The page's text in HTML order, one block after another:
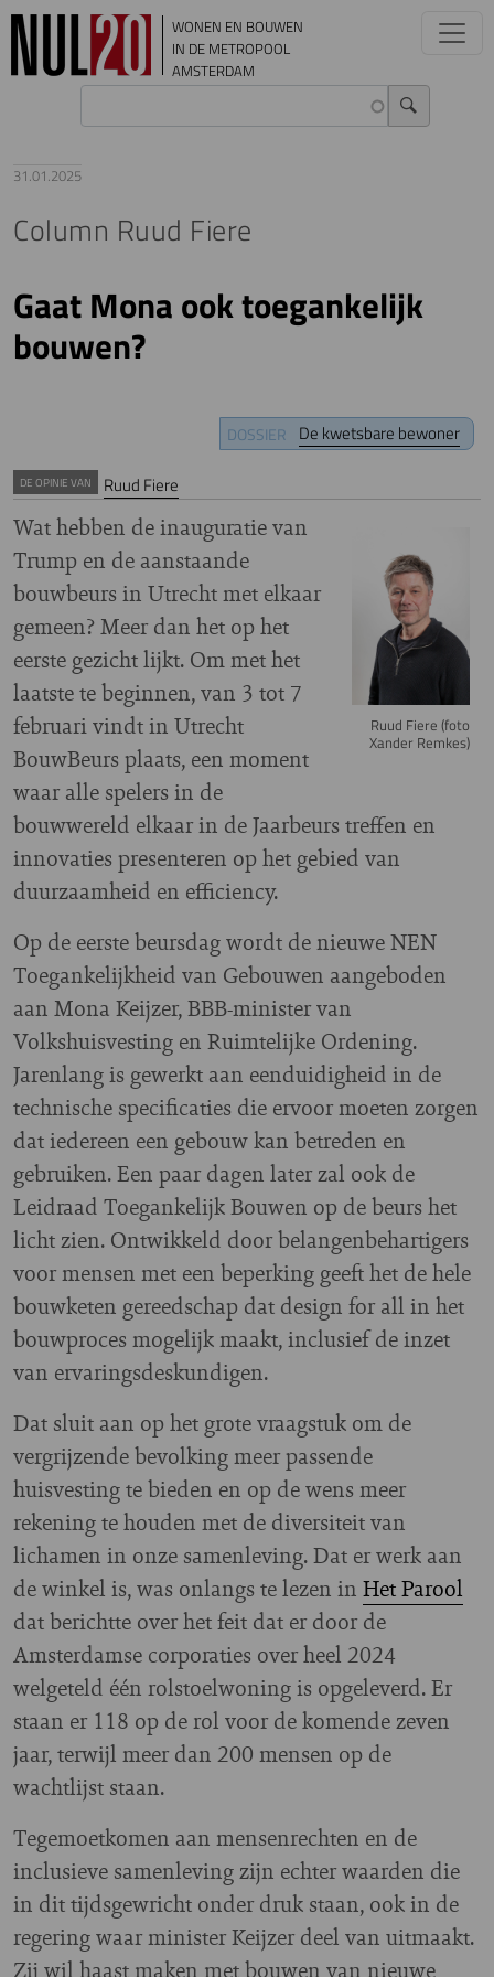
Overslaan en naar de inhoud gaan
WONEN EN BOUWEN
IN DE METROPOOL
AMSTERDAM
31.01.2025
Column Ruud Fiere
Gaat Mona ook toegankelijk
bouwen?
DOSSIER De kwetsbare bewoner
DE OPINIE VAN Ruud Fiere
Ruud Fiere (foto
Xander Remkes)
Wat hebben de inauguratie van
Trump en de aanstaande
bouwbeurs in Utrecht met elkaar
gemeen? Meer dan het op het
eerste gezicht lijkt. Om met het
laatste te beginnen, van 3 tot 7
februari vindt in Utrecht
BouwBeurs plaats, een moment
waar alle spelers in de
bouwwereld elkaar in de Jaarbeurs treffen en
innovaties presenteren op het gebied van
duurzaamheid en efficiency.
Op de eerste beursdag wordt de nieuwe NEN
Toegankelijkheid van Gebouwen aangeboden
aan Mona Keijzer, BBB-minister van
Volkshuisvesting en Ruimtelijke Ordening.
Jarenlang is gewerkt aan eenduidigheid in de
technische specificaties die ervoor moeten zorgen
dat iedereen een gebouw kan betreden en
gebruiken. Een paar dagen later zal ook de
Leidraad Toegankelijk Bouwen op de beurs het
licht zien. Ontwikkeld door belangenbehartigers
voor mensen met een beperking geeft het de hele
bouwketen gereedschap dat design for all in het
bouwproces mogelijk maakt, inclusief de inzet
van ervaringsdeskundigen.
Dat sluit aan op het grote vraagstuk om de
vergrijzende bevolking meer passende
huisvesting te bieden en op de wens meer
rekening te houden met de diversiteit van
lichamen in onze samenleving. Dat er werk aan
de winkel is, was onlangs te lezen in Het Parool
dat berichtte over het feit dat er door de
Amsterdamse corporaties over heel 2024
welgeteld één rolstoelwoning is opgeleverd. Er
staan er 118 op de rol voor de komende zeven
jaar, terwijl meer dan 200 mensen op de
wachtlijst staan.
Tegemoetkomen aan mensenrechten en de
inclusieve samenleving zijn echter waarden die
in dit tijdsgewricht onder druk staan, ook in de
regering waar minister Keijzer deel van uitmaakt.
Zij wil haast maken met bouwen van nieuwe